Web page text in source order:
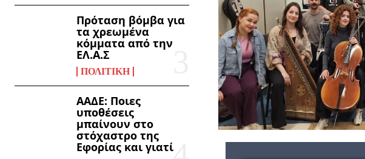
Πρόταση βόμβα για
τα χρεωμένα
κόμματα από την
ΕΛ.Α.Σ
ΠΟΛΙΤΙΚΉ
ΑΑΔΕ: Ποιες
υποθέσεις
μπαίνουν στο
στόχαστρο της
Εφορίας και γιατί